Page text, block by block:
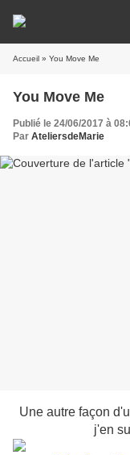
Accueil » You Move Me
You Move Me
Publié le 24/06/2017 à
Par AteliersdeMarie
Une autre façon
j'en